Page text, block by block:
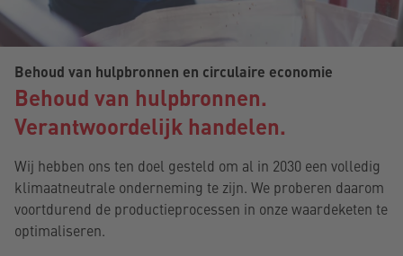
Behoud van hulpbronnen en circulaire economie
Behoud van hulpbronnen.
Verantwoordelijk handelen.
Wij hebben ons ten doel gesteld om al in 2030 een volledig
klimaatneutrale onderneming te zijn. We proberen daarom
voortdurend de productieprocessen in onze waardeketen te
optimaliseren.